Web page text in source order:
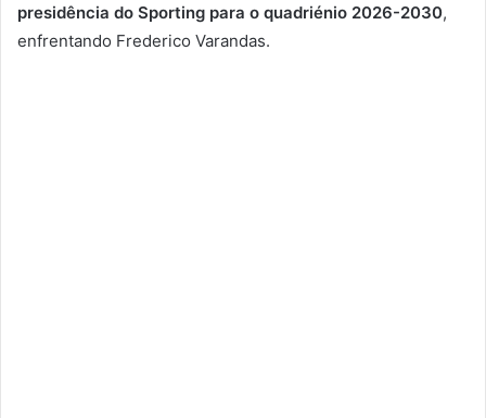
presidência do Sporting para o quadriénio 2026-2030,
enfrentando Frederico Varandas.